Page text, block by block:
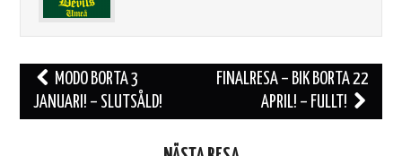
Inläggsnavigering
MODO BORTA 3
JANUARI! – SLUTSÅLD!
FINALRESA – BIK BORTA 22
APRIL! – FULLT!